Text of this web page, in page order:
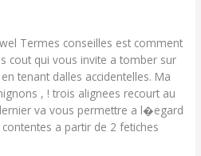
Termes conseilles est comment
cout qui vous invite a tomber sur
tenant dalles accidentelles. Ma
, ! trois alignees recourt au
va vous permettre a l�egard
a partir de 2 fetiches